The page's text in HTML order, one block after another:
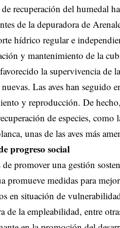
recuperación del humedal
de la depuradora de
hídrico regular e
y mantenimiento de la
la supervivencia de
nuevas. Las aves han seguido
y reproducción. De
de especies,
unas de las aves más
progreso social
de promover una gestión
promueve medidas para
en situación de
de la empleabilidad, entre